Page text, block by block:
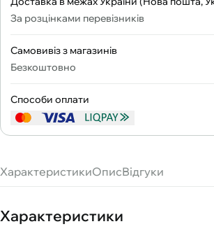
За розцінками перевізників
Самовивіз з магазинів
Безкоштовно
Способи оплати
ХарактеристикиОписВідгуки
Характеристики